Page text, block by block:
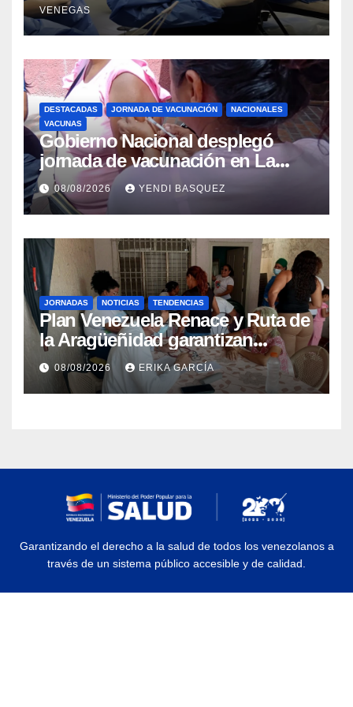
beneficiar a cientos de pacientes
VENEGAS
DESTACADAS JORNADA DE VACUNACIÓN
NACIONALES
VACUNAS
Gobierno Nacional desplegó
jornada de vacunación en La
Guaira para garantizar protección
epidemiológica
08/08/2026 YENDI BASQUEZ
JORNADAS NOTICIAS TENDENCIAS
Plan Venezuela Renace y Ruta de
la Aragüeñidad garantizan
atención médica integral en
Aragua
08/08/2026 ERIKA GARCÍA
Garantizando el derecho a la salud de todos los venezolanos a
través de un sistema público accesible y de calidad.